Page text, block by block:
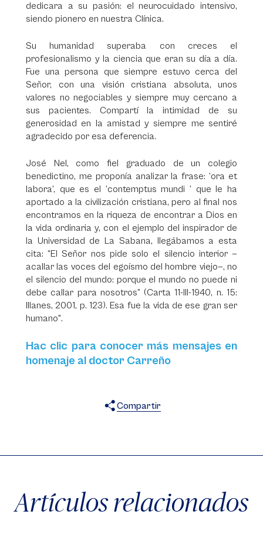
dedicara a su pasión: el neurocuidado intensivo,
siendo pionero en nuestra Clínica.
Su humanidad superaba con creces el
profesionalismo y la ciencia que eran su día a día.
Fue una persona que siempre estuvo cerca del
Señor, con una visión cristiana absoluta, unos
valores no negociables y siempre muy cercano a
sus pacientes. Compartí la intimidad de su
generosidad en la amistad y siempre me sentiré
agradecido por esa deferencia.
José Nel, como fiel graduado de un colegio
benedictino, me proponía analizar la frase: ‘ora et
labora’, que es el ‘contemptus mundi ’ que le ha
aportado a la civilización cristiana, pero al final nos
encontramos en la riqueza de encontrar a Dios en
la vida ordinaria y, con el ejemplo del inspirador de
la Universidad de La Sabana, llegábamos a esta
cita: “El Señor nos pide solo el silencio interior —
acallar las voces del egoísmo del hombre viejo—, no
el silencio del mundo: porque el mundo no puede ni
debe callar para nosotros” (Carta 11-III-1940, n. 15:
Illanes, 2001, p. 123). Esa fue la vida de ese gran ser
humano".
Hac clic para conocer más mensajes en
homenaje al doctor Carreño
Compartir
Artículos relacionados